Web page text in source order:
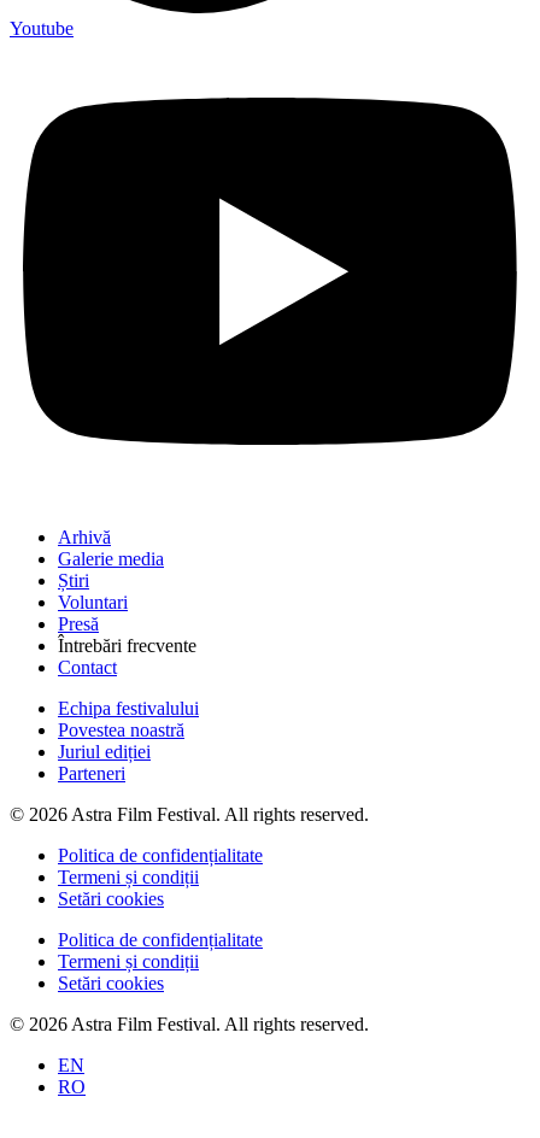
Youtube
Arhivă
Galerie media
Știri
Voluntari
Presă
Întrebări frecvente
Contact
Echipa festivalului
Povestea noastră
Juriul ediției
Parteneri
© 2026 Astra Film Festival. All rights reserved.
Politica de confidențialitate
Termeni și condiții
Setări cookies
Politica de confidențialitate
Termeni și condiții
Setări cookies
© 2026 Astra Film Festival. All rights reserved.
EN
RO